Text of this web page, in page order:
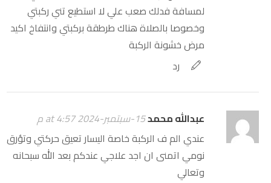
لمسافة فدلك صعب علي لا استطيع تني ركبتي
وخصوصا بالصلاة هناك طرطقة بركبتي وانتفاخ اكيد
مرض خشونة الركبة
رد
عبدالله محمد15-سبتمبر-2024 at 4:57 م
عندي الم ف الركبة خاصة اليسار تعيق حركتي وتؤرق
نومي اتمنى ان اجد علاجي عندكم بعد الله سبحانه
وتعالي